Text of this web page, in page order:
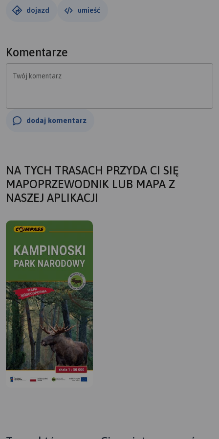
dojazd umieść
Komentarze
Twój komentarz
dodaj komentarz
NA TYCH TRASACH PRZYDA CI SIĘ
MAPOPRZEWODNIK LUB MAPA Z
NASZEJ APLIKACJI